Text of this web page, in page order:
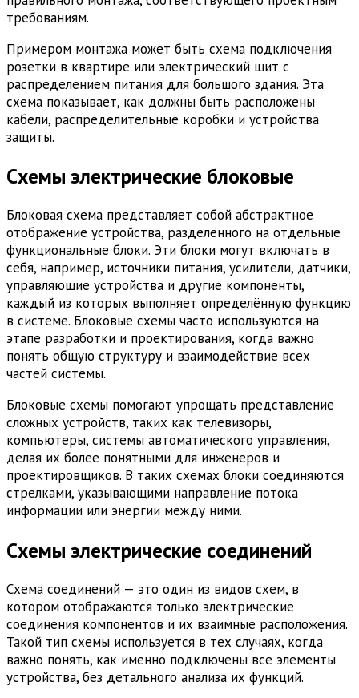
требованиям.
Примером монтажа может быть схема подключения
розетки в квартире или электрический щит с
распределением питания для большого здания. Эта
схема показывает, как должны быть расположены
кабели, распределительные коробки и устройства
защиты.
Схемы электрические блоковые
Блоковая схема представляет собой абстрактное
отображение устройства, разделённого на отдельные
функциональные блоки. Эти блоки могут включать в
себя, например, источники питания, усилители, датчики,
управляющие устройства и другие компоненты,
каждый из которых выполняет определённую функцию
в системе. Блоковые схемы часто используются на
этапе разработки и проектирования, когда важно
понять общую структуру и взаимодействие всех
частей системы.
Блоковые схемы помогают упрощать представление
сложных устройств, таких как телевизоры,
компьютеры, системы автоматического управления,
делая их более понятными для инженеров и
проектировщиков. В таких схемах блоки соединяются
стрелками, указывающими направление потока
информации или энергии между ними.
Схемы электрические соединений
Схема соединений — это один из видов схем, в
котором отображаются только электрические
соединения компонентов и их взаимные расположения.
Такой тип схемы используется в тех случаях, когда
важно понять, как именно подключены все элементы
устройства, без детального анализа их функций.